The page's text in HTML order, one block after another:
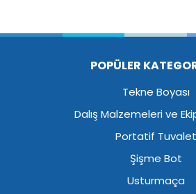
POPÜLER
Tekne Boyası
Dalış Malzemeleri ve
Portatif Tuvalet
Şişme Bot
Usturmaça